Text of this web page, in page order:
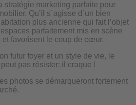
stratégie marketing parfaite pour
Qu’il s´agisse d´un bien
plus ancienne qui fait l’objet
parfaitement mis en scène
et favorisent le coup de cœur.
futur foyer et un style de vie, le
pas résister: il craque !
photos se démarqueront fortement